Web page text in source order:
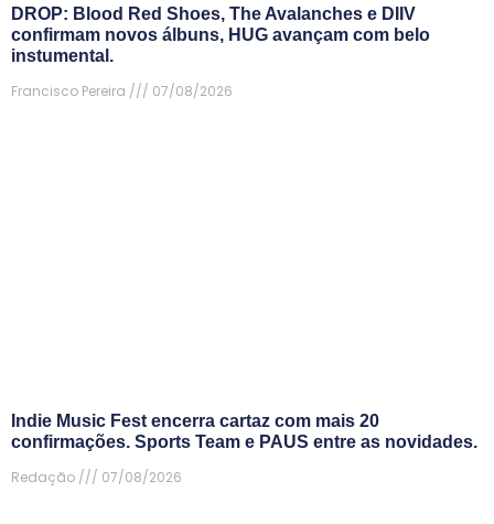
DROP: Blood Red Shoes, The Avalanches e DIIV
confirmam novos álbuns, HUG avançam com belo
instumental.
Francisco Pereira
07/08/2026
Indie Music Fest encerra cartaz com mais 20
confirmações. Sports Team e PAUS entre as novidades.
Redação
07/08/2026